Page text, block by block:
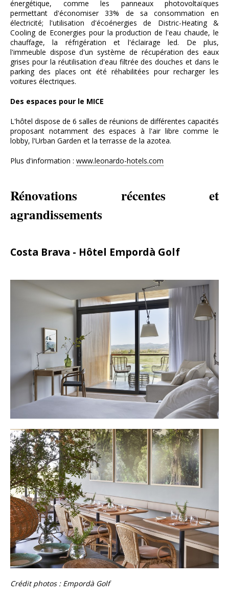
énergétique, comme les panneaux photovoltaïques
permettant d'économiser 33% de sa consommation en
électricité; l'utilisation d'écoénergies de Distric-Heating &
Cooling de Econergies pour la production de l'eau chaude, le
chauffage, la réfrigération et l'éclairage led. De plus,
l'immeuble dispose d'un système de récupération des eaux
grises pour la réutilisation d'eau filtrée des douches et dans le
parking des places ont été réhabilitées pour recharger les
voitures électriques.
Des espaces pour le MICE
L'hôtel dispose de 6 salles de réunions de différentes capacités
proposant notamment des espaces à l'air libre comme le
lobby, l'Urban Garden et la terrasse de la azotea.
Plus d'information : www.leonardo-hotels.com
Rénovations récentes et
agrandissements
Costa Brava - Hôtel Empordà Golf
Crédit photos : Empordà Golf